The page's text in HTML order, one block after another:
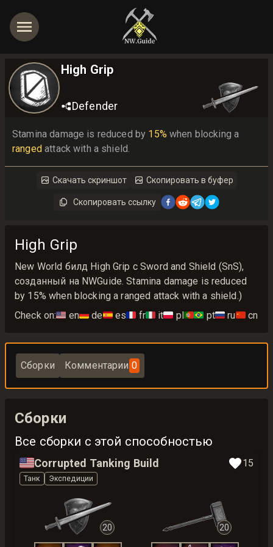
High Grip
Defender
Stamina damage is reduced by 15%
ranged attack with a shield.
Скачать скриншот Скопировать в буфер
Скопировать ссылку
High Grip
New World билд High Grip с Sword and Shield (SnS),
созданный на NWGuide. Stamina damage is reduced
by 15% when blocking a ranged attack with a shield.)
Check on:🇺🇸 en🇩🇪 de🇪🇸 es🇫🇷 fr🇮🇹 it🇵🇱 pl🇵🇹🇧🇷 pt🇷🇺 ru🇨🇳 cn
Сборки Комментарии 0
Сборки
Все сборки с этой способностью
🇺🇸Corrupted Tanking Build 15
Танк Экспедиции
20 20